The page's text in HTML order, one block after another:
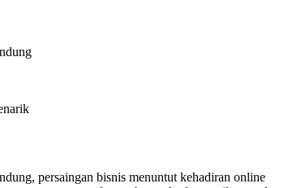
persaingan bisnis menuntut kehadiran online